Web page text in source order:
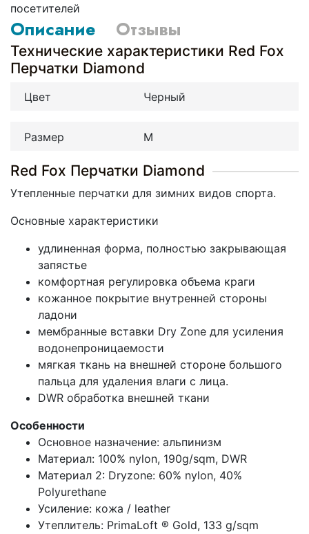
посетителей
Описание Отзывы
Технические характеристики Red Fox
Перчатки Diamond
Цвет Черный
Размер M
Red Fox Перчатки Diamond
Утепленные перчатки для зимних видов спорта.
Основные характеристики
удлиненная форма, полностью закрывающая
запястье
комфортная регулировка объема краги
кожанное покрытие внутренней стороны
ладони
мембранные вставки Dry Zone для усиления
водонепроницаемости
мягкая ткань на внешней стороне большого
пальца для удаления влаги с лица.
DWR обработка внешней ткани
Особенности
Основное назначение: альпинизм
Материал: 100% nylon, 190g/sqm, DWR
Материал 2: Dryzone: 60% nylon, 40%
Polyurethane
Усиление: кожа / leather
Утеплитель: PrimaLoft ® Gold, 133 g/sqm